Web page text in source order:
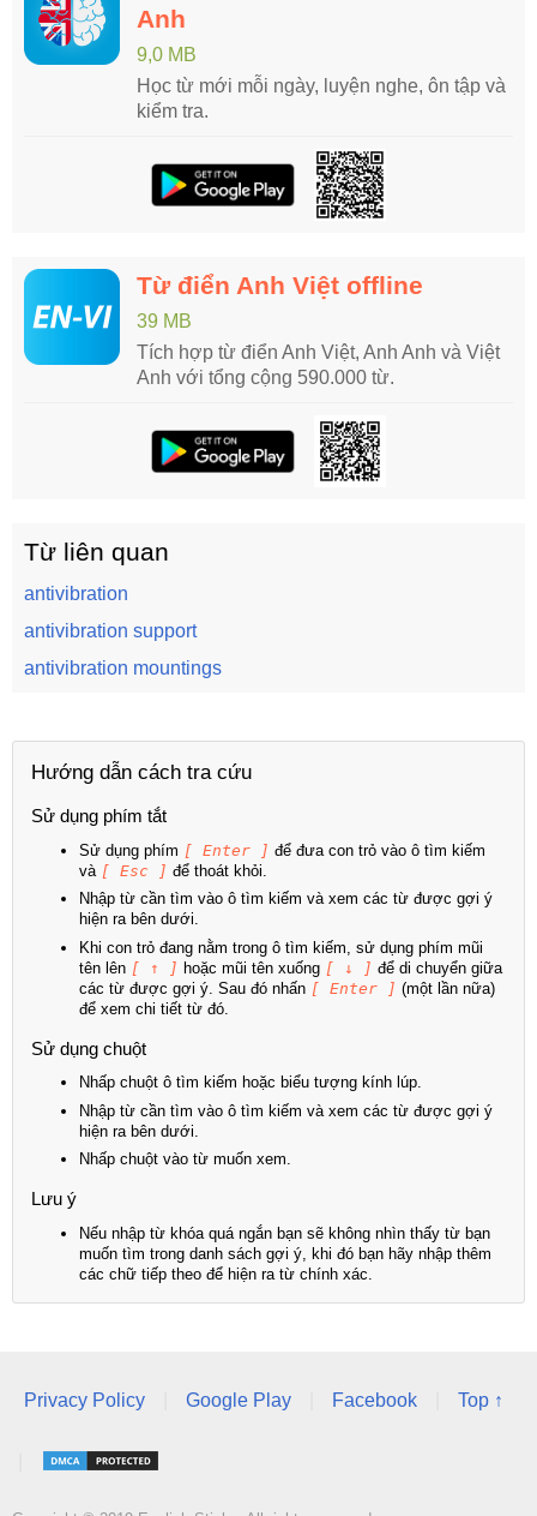
Anh
9,0 MB
Học từ mới mỗi ngày, luyện nghe, ôn tập và
kiểm tra.
Từ điển Anh Việt offline
39 MB
Tích hợp từ điển Anh Việt, Anh Anh và Việt
Anh với tổng cộng 590.000 từ.
Từ liên quan
antivibration
antivibration support
antivibration mountings
Hướng dẫn cách tra cứu
Sử dụng phím tắt
Sử dụng phím [ Enter ] để đưa con trỏ vào ô tìm kiếm
và [ Esc ] để thoát khỏi.
Nhập từ cần tìm vào ô tìm kiếm và xem các từ được gợi ý
hiện ra bên dưới.
Khi con trỏ đang nằm trong ô tìm kiếm, sử dụng phím mũi
tên lên [ ↑ ] hoặc mũi tên xuống [ ↓ ] để di chuyển giữa
các từ được gợi ý. Sau đó nhấn [ Enter ] (một lần nữa)
để xem chi tiết từ đó.
Sử dụng chuột
Nhấp chuột ô tìm kiếm hoặc biểu tượng kính lúp.
Nhập từ cần tìm vào ô tìm kiếm và xem các từ được gợi ý
hiện ra bên dưới.
Nhấp chuột vào từ muốn xem.
Lưu ý
Nếu nhập từ khóa quá ngắn bạn sẽ không nhìn thấy từ bạn
muốn tìm trong danh sách gợi ý, khi đó bạn hãy nhập thêm
các chữ tiếp theo để hiện ra từ chính xác.
Privacy Policy Google Play Facebook Top ↑